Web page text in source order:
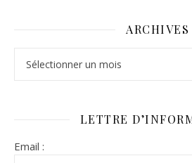
ARCHIVES
LETTRE
Email :